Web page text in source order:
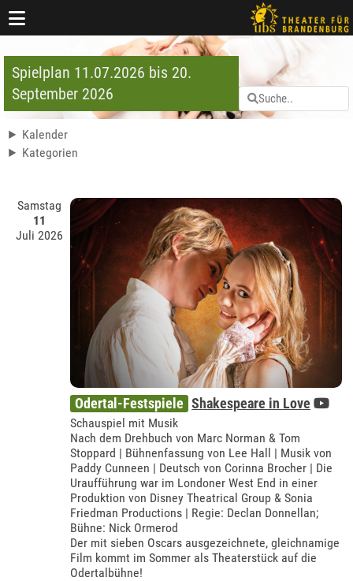
Spielplan 11.07.2026 bis 20.
September 2026
Kalender
Kategorien
Samstag
11
Juli 2026
Odertal-Festspiele Shakespeare in Love
Schauspiel mit Musik
Nach dem Drehbuch von Marc Norman & Tom
Stoppard | Bühnenfassung von Lee Hall | Musik von
Paddy Cunneen | Deutsch von Corinna Brocher | Die
Uraufführung war im Londoner West End in einer
Produktion von Disney Theatrical Group & Sonia
Friedman Productions | Regie: Declan Donnellan;
Bühne: Nick Ormerod
Der mit sieben Oscars ausgezeichnete, gleichnamige
Film kommt im Sommer als Theaterstück auf die
Odertalbühne!